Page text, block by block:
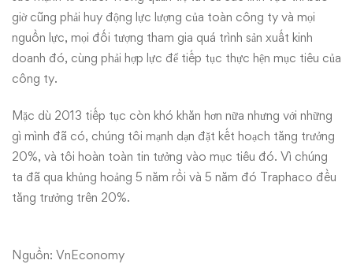
giờ cũng phải huy động lực lượng của toàn công ty và mọi
nguồn lực, mọi đối tượng tham gia quá trình sản xuất kinh
doanh đó, cùng phải hợp lực để tiếp tục thực hện mục tiêu của
công ty.
Mặc dù 2013 tiếp tục còn khó khăn hơn nữa nhưng với những
gì mình đã có, chúng tôi mạnh dạn đặt kết hoạch tăng trưởng
20%, và tôi hoàn toàn tin tưởng vào mục tiêu đó. Vì chúng
ta đã qua khủng hoảng 5 năm rồi và 5 năm đó Traphaco đều
tăng trưởng trên 20%.
Nguồn: VnEconomy